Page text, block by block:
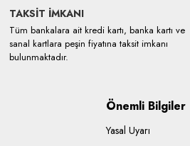
TAKSİT İMKANI
Tüm bankalara ait kredi kartı, banka kartı ve
sanal kartlara peşin fiyatına taksit imkanı
bulunmaktadır.
Önemli Bilgiler
Yasal Uyarı